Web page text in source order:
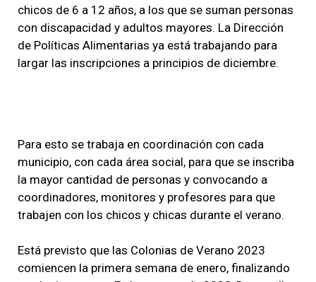
chicos de 6 a 12 años, a los que se suman personas
con discapacidad y adultos mayores. La Dirección
de Políticas Alimentarias ya está trabajando para
largar las inscripciones a principios de diciembre.
Para esto se trabaja en coordinación con cada
municipio, con cada área social, para que se inscriba
la mayor cantidad de personas y convocando a
coordinadores, monitores y profesores para que
trabajen con los chicos y chicas durante el verano.
Está previsto que las Colonias de Verano 2023
comiencen la primera semana de enero, finalizando